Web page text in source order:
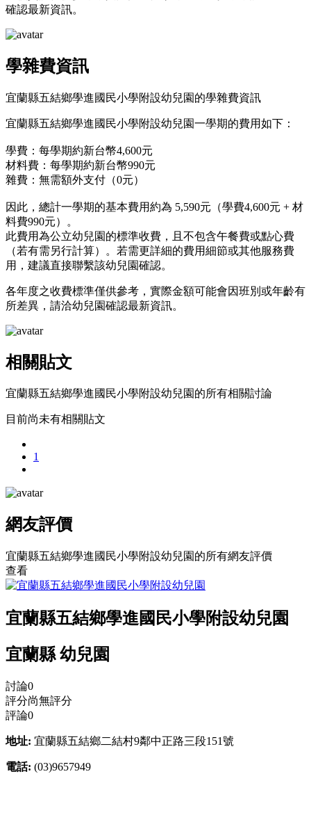
確認最新資訊。
學雜費資訊
宜蘭縣五結鄉學進國民小學附設幼兒園的學雜費資訊
宜蘭縣五結鄉學進國民小學附設幼兒園一學期的費用如下：
學費：每學期約新台幣4,600元
材料費：每學期約新台幣990元
雜費：無需額外支付（0元）
因此，總計一學期的基本費用約為 5,590元（學費4,600元 + 材
料費990元）。
此費用為公立幼兒園的標準收費，且不包含午餐費或點心費
（若有需另行計算）。若需更詳細的費用細節或其他服務費
用，建議直接聯繫該幼兒園確認。
各年度之收費標準僅供參考，實際金額可能會因班別或年齡有
所差異，請洽幼兒園確認最新資訊。
相關貼文
宜蘭縣五結鄉學進國民小學附設幼兒園的所有相關討論
目前尚未有相關貼文
1
網友評價
宜蘭縣五結鄉學進國民小學附設幼兒園的所有網友評價
查看
宜蘭縣五結鄉學進國民小學附設幼兒園
宜蘭縣 幼兒園
討論0
評分尚無評分
評論0
地址: 宜蘭縣五結鄉二結村9鄰中正路三段151號
電話: (03)9657949